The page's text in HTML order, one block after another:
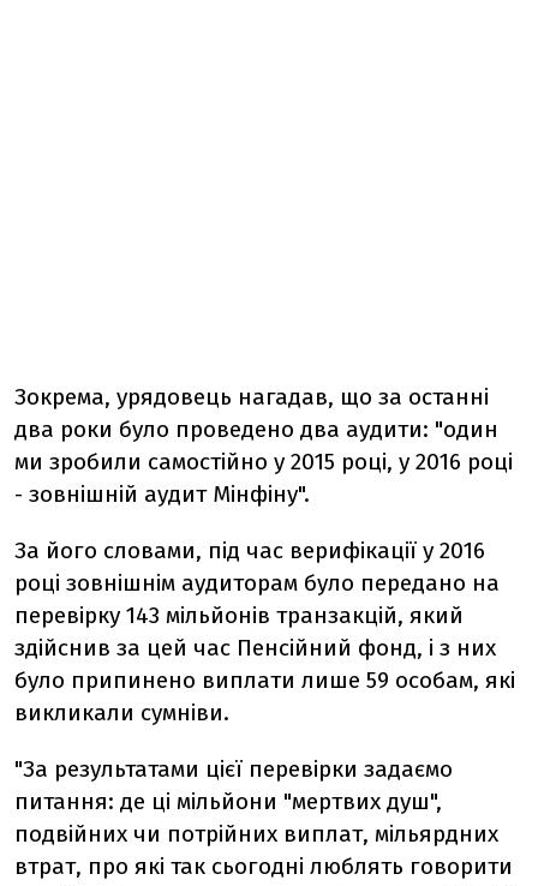
Зокрема, урядовець нагадав, що за останні
два роки було проведено два аудити: "один
ми зробили самостійно у 2015 році, у 2016 році
- зовнішній аудит Мінфіну".
За його словами, під час верифікації у 2016
році зовнішнім аудиторам було передано на
перевірку 143 мільйонів транзакцій, який
здійснив за цей час Пенсійний фонд, і з них
було припинено виплати лише 59 особам, які
викликали сумніви.
"За результатами цієї перевірки задаємо
питання: де ці мільйони "мертвих душ",
подвійних чи потрійних виплат, мільярдних
втрат, про які так сьогодні люблять говорити